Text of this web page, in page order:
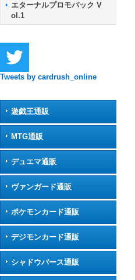
エターナルプロモパック V
ol.1
Tweets by cardrush_online
遊戯王通販
MTG通販
デュエマ通販
ヴァンガード通販
ポケモンカード通販
デジモンカード通販
シャドウバース通販